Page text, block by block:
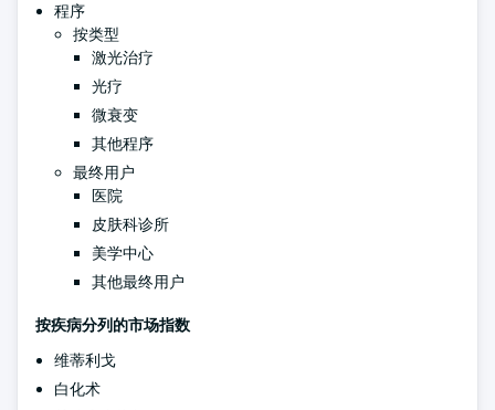
程序
按类型
激光治疗
光疗
微衰变
其他程序
最终用户
医院
皮肤科诊所
美学中心
其他最终用户
按疾病分列的市场指数
维蒂利戈
白化术